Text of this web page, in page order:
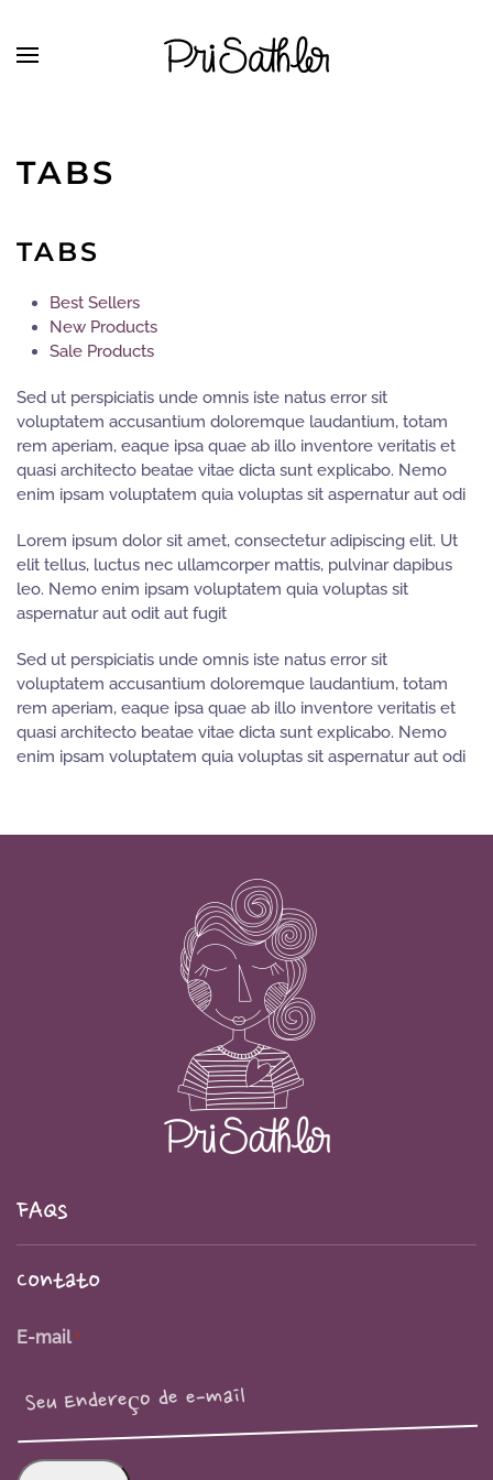
Skip to main content
TABS
TABS
Best Sellers
New Products
Sale Products
Sed ut perspiciatis unde omnis iste natus error sit
voluptatem accusantium doloremque laudantium, totam
rem aperiam, eaque ipsa quae ab illo inventore veritatis et
quasi architecto beatae vitae dicta sunt explicabo. Nemo
enim ipsam voluptatem quia voluptas sit aspernatur aut odi
Lorem ipsum dolor sit amet, consectetur adipiscing elit. Ut
elit tellus, luctus nec ullamcorper mattis, pulvinar dapibus
leo. Nemo enim ipsam voluptatem quia voluptas sit
aspernatur aut odit aut fugit
Sed ut perspiciatis unde omnis iste natus error sit
voluptatem accusantium doloremque laudantium, totam
rem aperiam, eaque ipsa quae ab illo inventore veritatis et
quasi architecto beatae vitae dicta sunt explicabo. Nemo
enim ipsam voluptatem quia voluptas sit aspernatur aut odi
FAQs
Contato
E-mail *